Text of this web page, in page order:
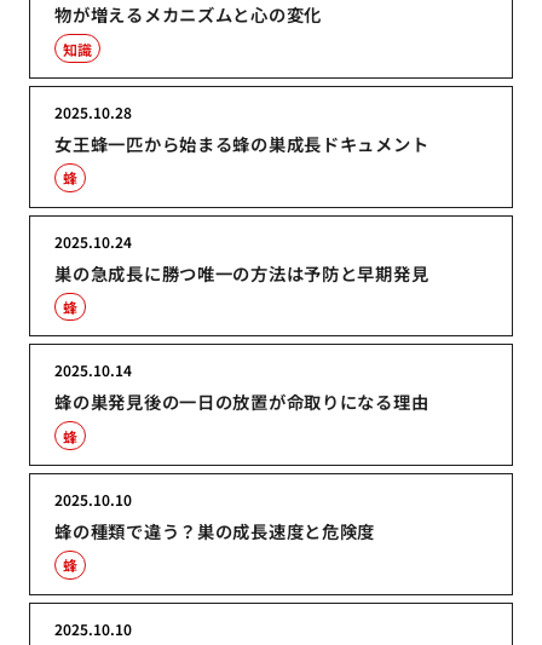
物が増えるメカニズムと心の変化
知識
女王蜂一匹から始まる蜂の巣成長ドキュメント
2025.10.28
蜂
巣の急成長に勝つ唯一の方法は予防と早期発見
2025.10.24
蜂
蜂の巣発見後の一日の放置が命取りになる理由
2025.10.14
蜂
蜂の種類で違う？巣の成長速度と危険度
2025.10.10
蜂
2025.10.10